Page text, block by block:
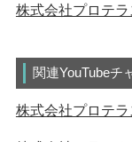
株式会社プロテラ
関連YouTubeチ
株式会社プロテ